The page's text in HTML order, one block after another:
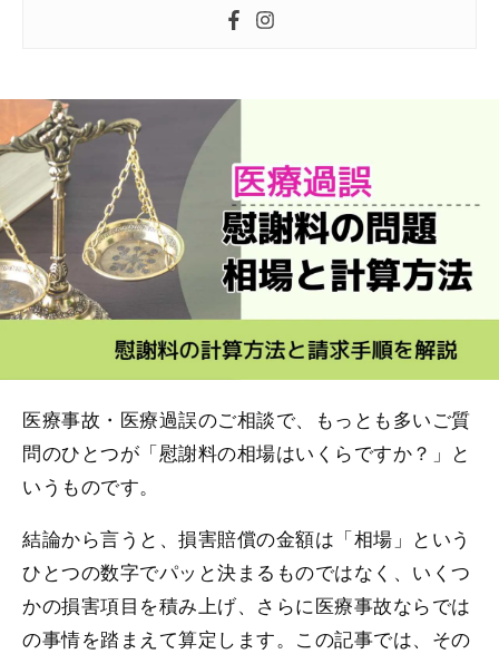
医療事故・医療過誤のご相談で、もっとも多いご質
問のひとつが「慰謝料の相場はいくらですか？」と
いうものです。
結論から言うと、損害賠償の金額は「相場」という
ひとつの数字でパッと決まるものではなく、いくつ
かの損害項目を積み上げ、さらに医療事故ならでは
の事情を踏まえて算定します。この記事では、その